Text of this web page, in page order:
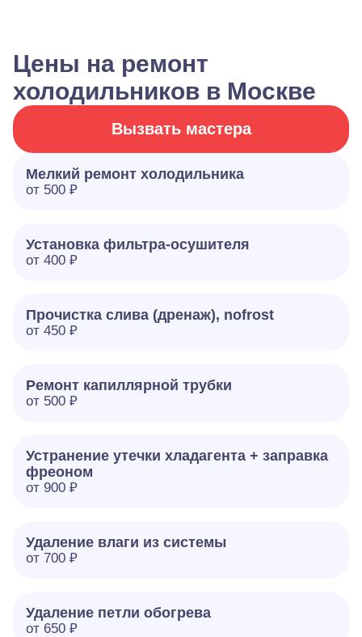
Цены на ремонт
холодильников в Москве
Вызвать мастера
Мелкий ремонт холодильника
от 500 ₽
Установка фильтра-осушителя
от 400 ₽
Прочистка слива (дренаж), nofrost
от 450 ₽
Ремонт капиллярной трубки
от 500 ₽
Устранение утечки хладагента + заправка
фреоном
от 900 ₽
Удаление влаги из системы
от 700 ₽
Удаление петли обогрева
от 650 ₽